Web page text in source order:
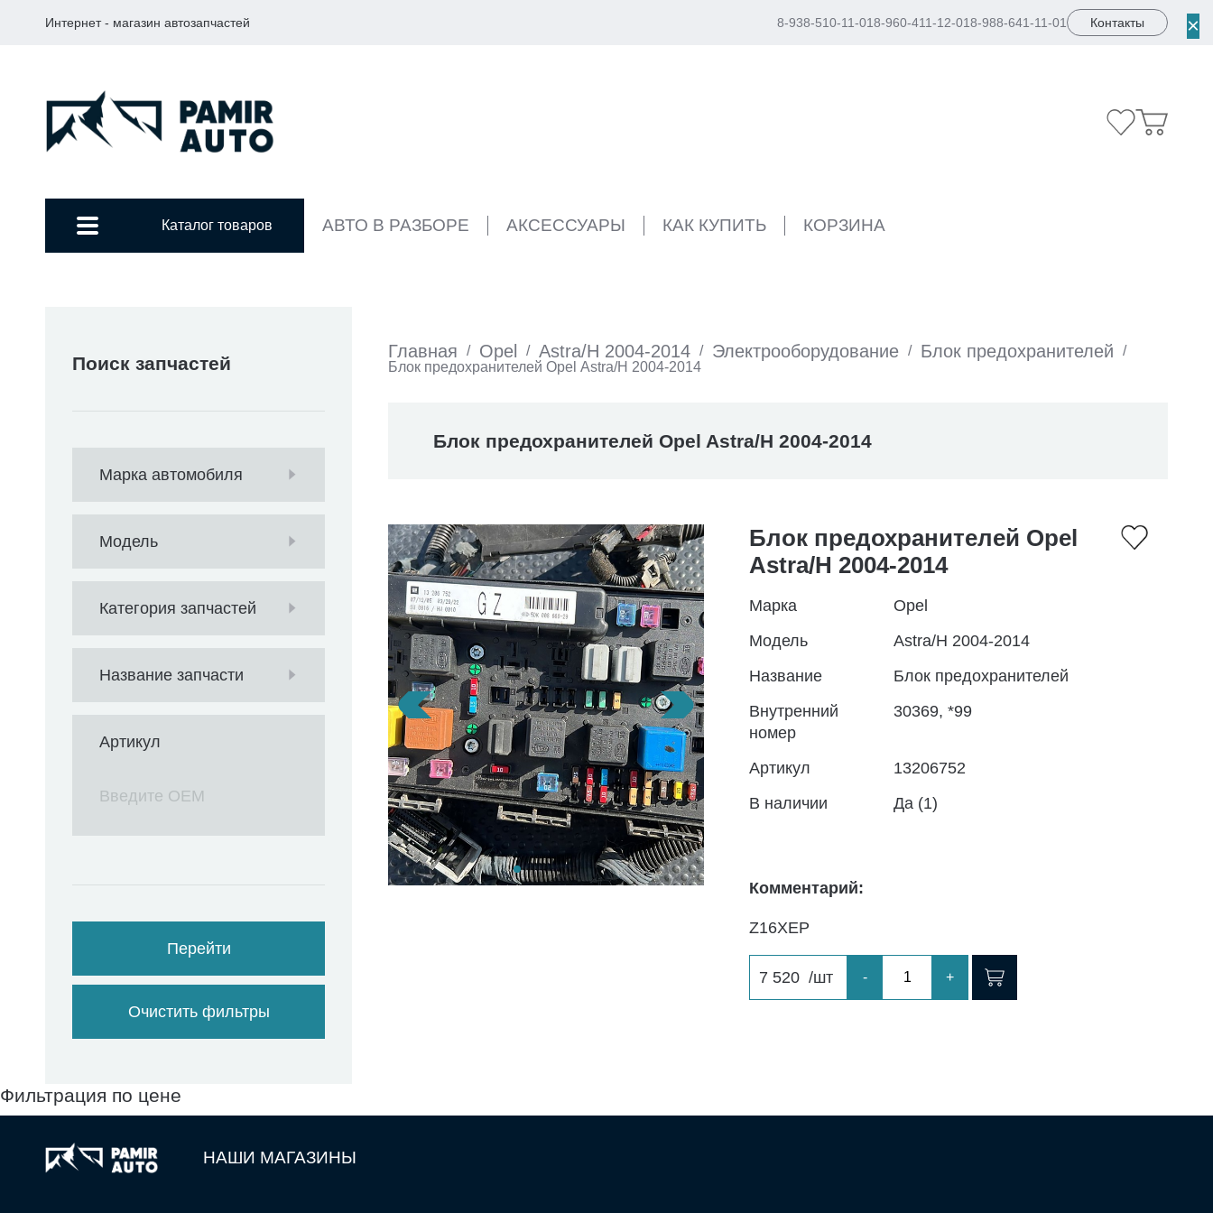
Интернет - магазин автозапчастей 8-938-510-11-018-960-411-12-018-988-641-11-01 Контакты
Каталог товаров АВТО В РАЗБОРЕ АКСЕССУАРЫ КАК КУПИТЬ КОРЗИНА
×
Поиск запчастей
Марка автомобиля
Модель
Категория запчастей
Название запчасти
Артикул
Перейти
Очистить фильтры
Главная / Opel / Astra/H 2004-2014 / Электрооборудование / Блок предохранителей
/
Блок предохранителей Opel Astra/H 2004-2014
Блок предохранителей Opel Astra/H 2004-2014
Блок предохранителей Opel
Astra/H 2004-2014
Марка
Opel
Модель
Astra/H 2004-2014
Название
Блок предохранителей
Внутренний
номер
30369, *99
Артикул
13206752
В наличии
Да (1)
Комментарий:
Z16XEP
7 520 /шт - +
Фильтрация по цене
НАШИ МАГАЗИНЫ